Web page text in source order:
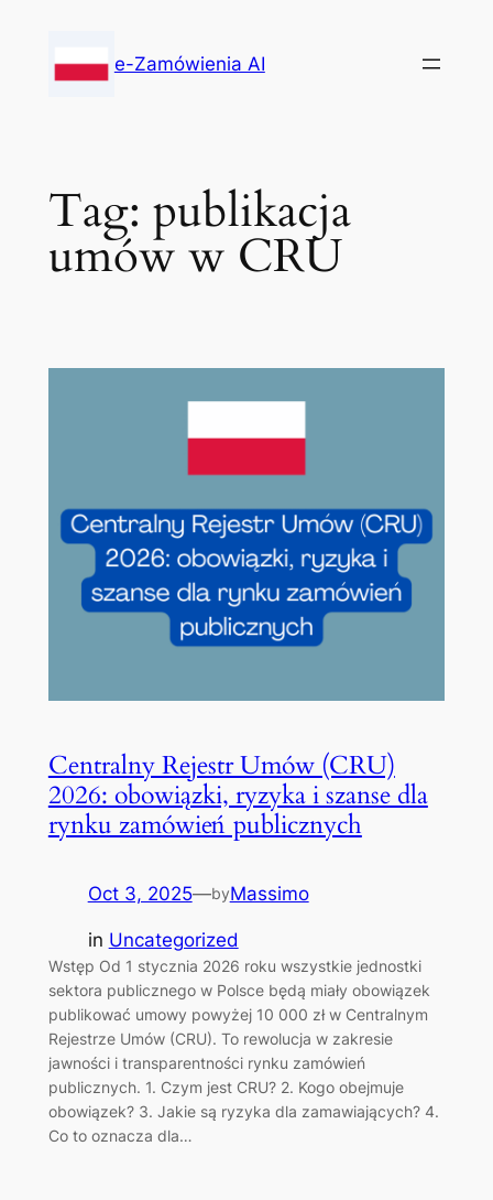
content
e-Zamówienia AI
Tag: publikacja
umów w CRU
Centralny Rejestr Umów (CRU)
2026: obowiązki, ryzyka i szanse dla
rynku zamówień publicznych
Oct 3, 2025—byMassimo
in Uncategorized
Wstęp Od 1 stycznia 2026 roku wszystkie jednostki
sektora publicznego w Polsce będą miały obowiązek
publikować umowy powyżej 10 000 zł w Centralnym
Rejestrze Umów (CRU). To rewolucja w zakresie
jawności i transparentności rynku zamówień
publicznych. 1. Czym jest CRU? 2. Kogo obejmuje
obowiązek? 3. Jakie są ryzyka dla zamawiających? 4.
Co to oznacza dla…